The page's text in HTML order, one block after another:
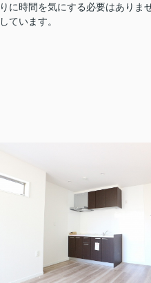
に時間を気にする必要はありませ
ています。